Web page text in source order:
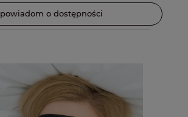
powiadom o dostępności